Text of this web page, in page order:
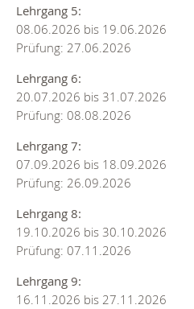
Lehrgang 5:
08.06.2026 bis 19.06.2026
Prüfung: 27.06.2026
Lehrgang 6:
20.07.2026 bis 31.07.2026
Prüfung: 08.08.2026
Lehrgang 7:
07.09.2026 bis 18.09.2026
Prüfung: 26.09.2026
Lehrgang 8:
19.10.2026 bis 30.10.2026
Prüfung: 07.11.2026
Lehrgang 9:
16.11.2026 bis 27.11.2026